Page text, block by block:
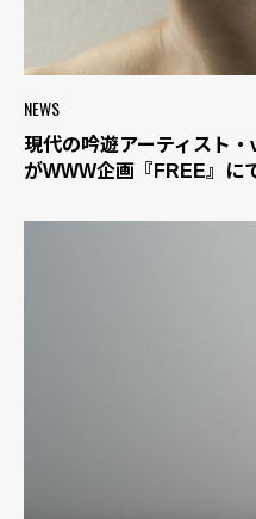
NEWS
現代の吟遊アーティスト
がWWW企画『FREE』に